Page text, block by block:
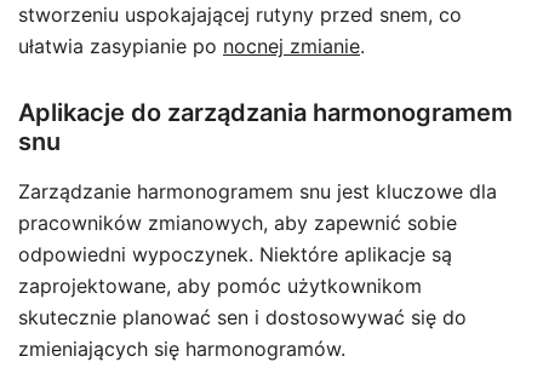
stworzeniu uspokajającej rutyny przed snem, co
ułatwia zasypianie po nocnej zmianie.
Aplikacje do zarządzania harmonogramem
snu
Zarządzanie harmonogramem snu jest kluczowe dla
pracowników zmianowych, aby zapewnić sobie
odpowiedni wypoczynek. Niektóre aplikacje są
zaprojektowane, aby pomóc użytkownikom
skutecznie planować sen i dostosowywać się do
zmieniających się harmonogramów.